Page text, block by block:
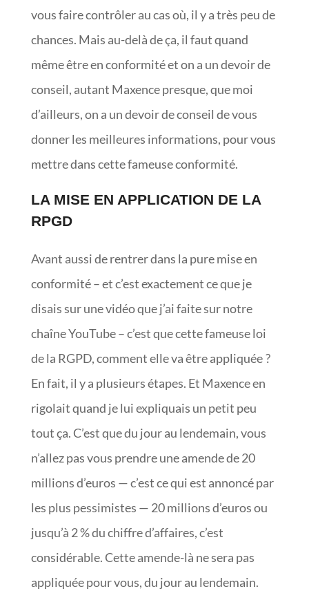
vous faire contrôler au cas où, il y a très peu de
chances. Mais au-delà de ça, il faut quand
même être en conformité et on a un devoir de
conseil, autant Maxence presque, que moi
d’ailleurs, on a un devoir de conseil de vous
donner les meilleures informations, pour vous
mettre dans cette fameuse conformité.
LA MISE EN APPLICATION DE LA
RPGD
Avant aussi de rentrer dans la pure mise en
conformité – et c’est exactement ce que je
disais sur une vidéo que j’ai faite sur notre
chaîne YouTube – c’est que cette fameuse loi
de la RGPD, comment elle va être appliquée ?
En fait, il y a plusieurs étapes. Et Maxence en
rigolait quand je lui expliquais un petit peu
tout ça. C’est que du jour au lendemain, vous
n’allez pas vous prendre une amende de 20
millions d’euros — c’est ce qui est annoncé par
les plus pessimistes — 20 millions d’euros ou
jusqu’à 2 % du chiffre d’affaires, c’est
considérable. Cette amende-là ne sera pas
appliquée pour vous, du jour au lendemain.